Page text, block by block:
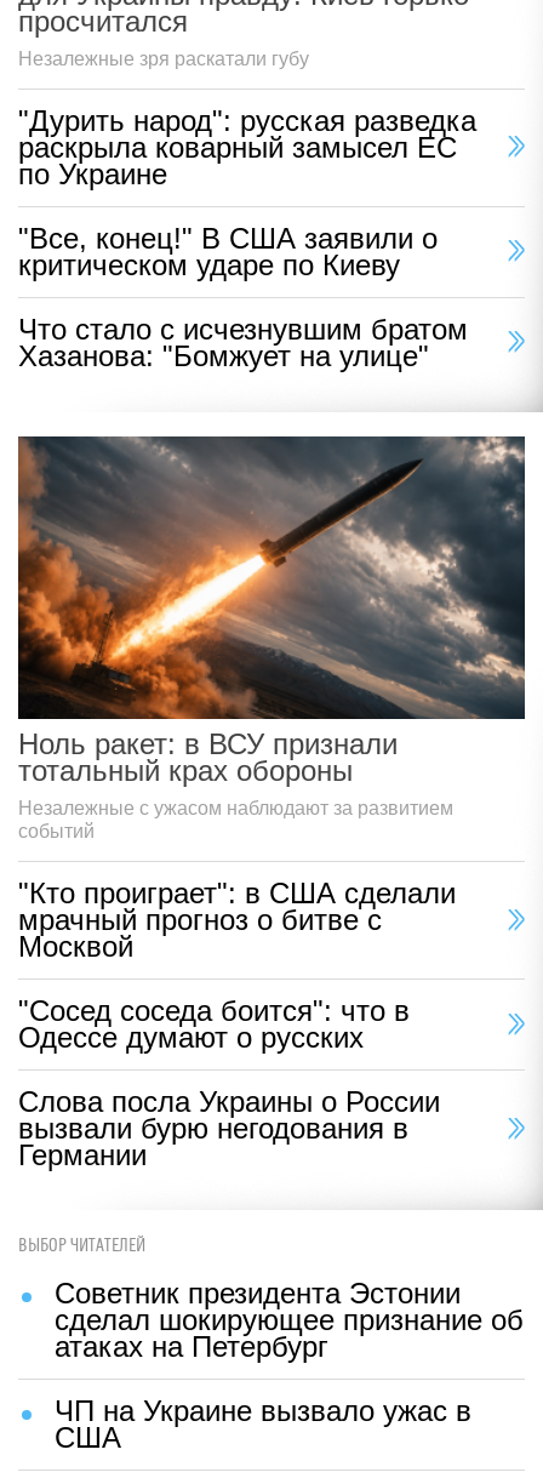
просчитался
Незалежные зря раскатали губу
"Дурить народ": русская разведка
раскрыла коварный замысел ЕС
по Украине
"Все, конец!" В США заявили о
критическом ударе по Киеву
Что стало с исчезнувшим братом
Хазанова: "Бомжует на улице"
Ноль ракет: в ВСУ признали
тотальный крах обороны
Незалежные с ужасом наблюдают за развитием
событий
"Кто проиграет": в США сделали
мрачный прогноз о битве с
Москвой
"Сосед соседа боится": что в
Одессе думают о русских
Слова посла Украины о России
вызвали бурю негодования в
Германии
ВЫБОР ЧИТАТЕЛЕЙ
Советник президента Эстонии
сделал шокирующее признание об
атаках на Петербург
ЧП на Украине вызвало ужас в
США